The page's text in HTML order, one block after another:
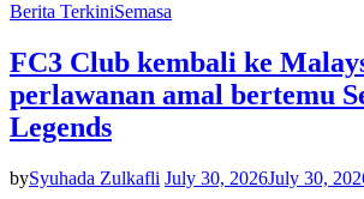
Berita TerkiniSemasa
FC3 Club kembali ke
perlawanan amal bertemu
Legends
bySyuhada Zulkafli July 30, 2026July 30,